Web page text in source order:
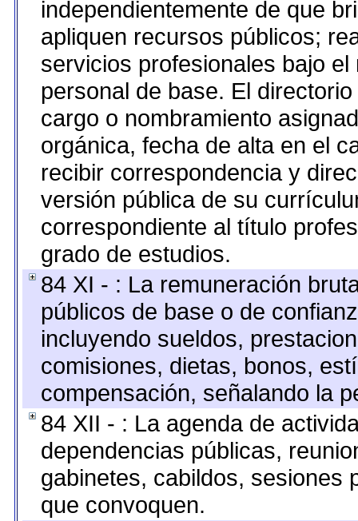
independientemente de que
apliquen recursos públicos;
servicios profesionales bajo
personal de base. El
cargo o nombramiento
orgánica, fecha de alta en el
recibir correspondencia y
versión pública de su
correspondiente al título
grado de estudios.
84 XI - : La remuneración
públicos de base o de
incluyendo sueldos,
comisiones, dietas, bonos,
compensación, señalando la
84 XII - : La agenda de
dependencias públicas,
gabinetes, cabildos, sesiones
que convoquen.